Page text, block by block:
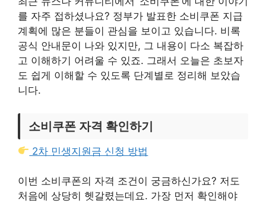
를 자주 접하셨나요? 정부가 발표한 소비쿠폰 지급
계획에 많은 분들이 관심을 보이고 있습니다. 비록
공식 안내문이 나와 있지만, 그 내용이 다소 복잡하
고 이해하기 어려울 수 있죠. 그래서 오늘은 초보자
도 쉽게 이해할 수 있도록 단계별로 정리해 보았습
니다.
소비쿠폰 자격 확인하기
2차 민생지원금 신청 방법
이번 소비쿠폰의 자격 조건이 궁금하신가요? 저도
처음에 상당히 헷갈렸는데요. 가장 먼저 확인해야